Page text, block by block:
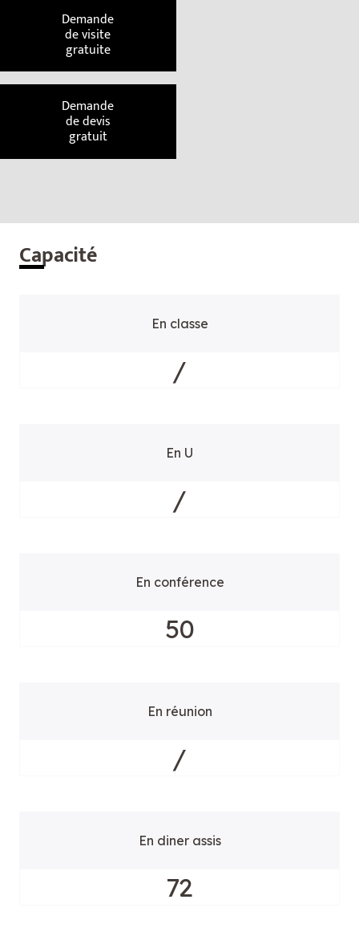
Demande
de visite
gratuite
Demande
de devis
gratuit
Capacité
En classe
/
En U
/
En conférence
50
En réunion
/
En diner assis
72